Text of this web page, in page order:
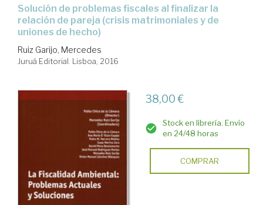
solución de problemas fiscales al finalizar la
relación de pareja (crisis matrimoniales y de
uniones de hecho)
Ruiz Garijo, Mercedes
Juruá Editorial. Lisboa, 2016
38,00 €
Stock en librería. Envío
en 24/48 horas
COMPRAR